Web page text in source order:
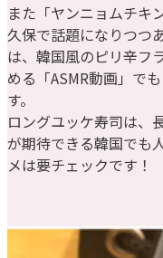
また「ヤンニョムチキ
久保で話題になりつつ
は、韓国風のピリ辛フ
める「ASMR動画」で
す。
ロングユッケ寿司は、
が期待できる韓国でも
メは要チェックです！